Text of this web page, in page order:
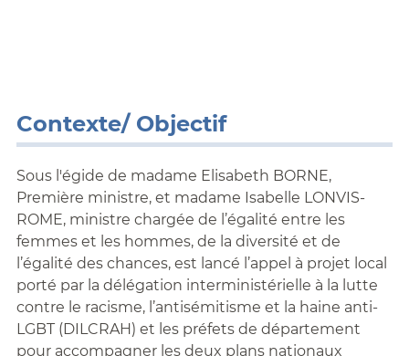
Contexte/ Objectif
Sous l'égide de madame Elisabeth BORNE,
Première ministre, et madame Isabelle LONVIS-
ROME, ministre chargée de l’égalité entre les
femmes et les hommes, de la diversité et de
l’égalité des chances, est lancé l’appel à projet local
porté par la délégation interministérielle à la lutte
contre le racisme, l’antisémitisme et la haine anti-
LGBT (DILCRAH) et les préfets de département
pour accompagner les deux plans nationaux